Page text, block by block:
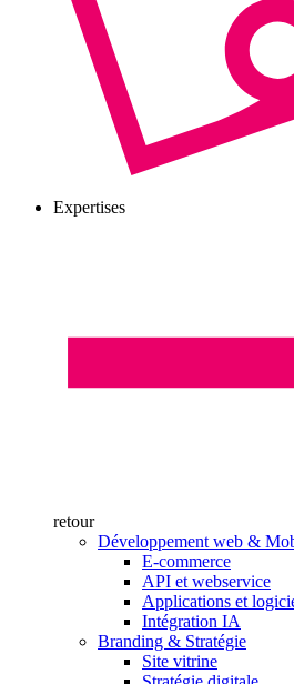
Expertises
retour
Développement web &
E-commerce
API et webservice
Applications et
Intégration IA
Branding & Stratégie
Site vitrine